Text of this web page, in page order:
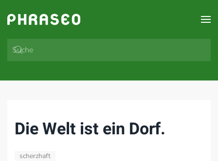
Zum Hauptinhalt springen
Die Welt ist ein Dorf.
scherzhaft